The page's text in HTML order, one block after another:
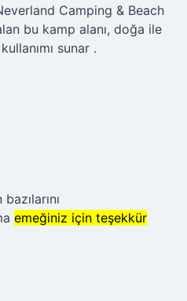
Camping & Beach
bu kamp alanı, doğa ile
sunar .
emeğiniz için teşekkür